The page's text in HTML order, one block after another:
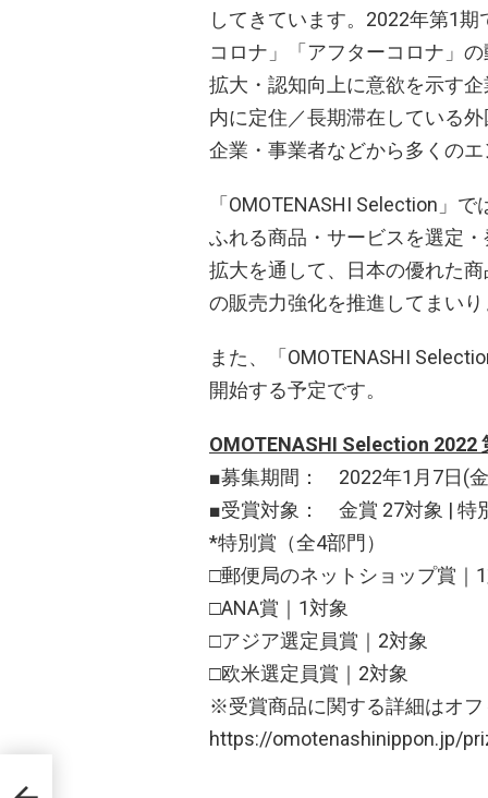
してきています。2022年第1
コロナ」「アフターコロナ」
拡大・認知向上に意欲を示す
内に定住／長期滞在している
企業・事業者などから多くの
「OMOTENASHI Selection」
ふれる商品・サービスを選定
拡大を通して、日本の優れた
の販売力強化を推進してまい
また、「OMOTENASHI
開始する予定です。
OMOTENASHI Selection
■募集期間： 2022年1月7日(
■受賞対象： 金賞 27対象 | 特
*特別賞（全4部門）
□郵便局のネットショップ賞｜
□ANA賞｜1対象
□アジア選定員賞｜2対象
□欧米選定員賞｜2対象
※受賞商品に関する詳細はオ
https://omotenashinippon.jp/
パ